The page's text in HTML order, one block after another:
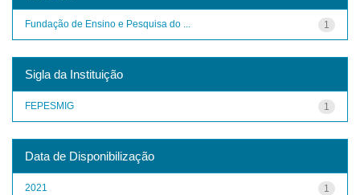
1
Fundação de Ensino e Pesquisa do ...
Sigla da Instituição
1
FEPESMIG
Data de Disponibilização
1
2021